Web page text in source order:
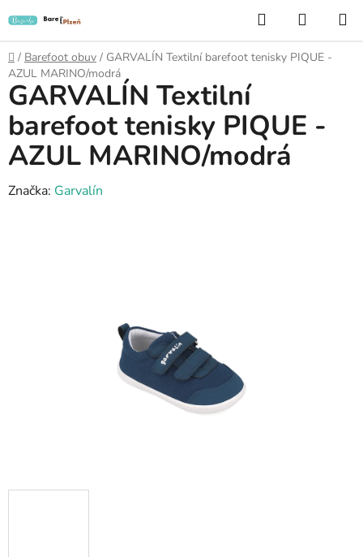
na
obsah
Hledat
KOŠÍK
Domů
/ Barefoot obuv / GARVALÍN Textilní barefoot tenisky PIQUE -
AZUL MARINO/modrá
GARVALÍN Textilní
barefoot tenisky PIQUE -
AZUL MARINO/modrá
Značka: Garvalín